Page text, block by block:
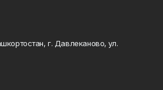
г. Давлеканово, ул.